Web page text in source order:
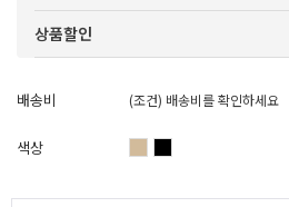
상품할인
배송비 (조건) 배송비를 확인하세요
색상